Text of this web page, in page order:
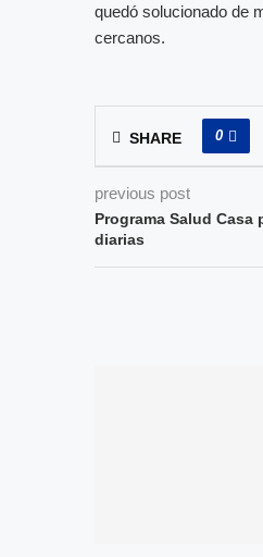
quedó solucionado de
cercanos.
SHARE 0
previous post
Programa Salud Casa
diarias